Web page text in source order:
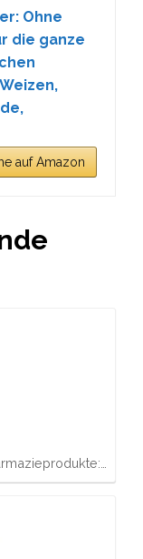
Ohne
die ganze
auf Amazon